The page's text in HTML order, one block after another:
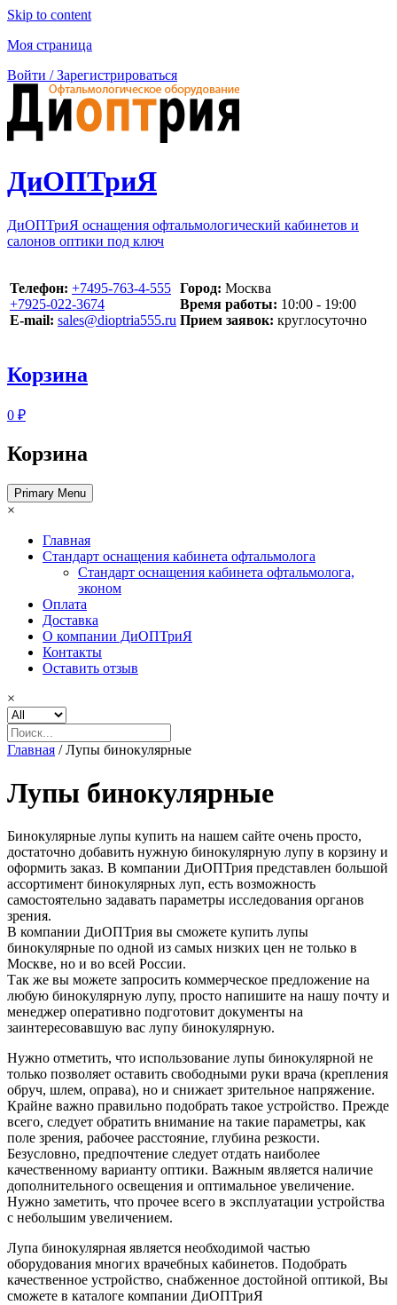
Skip to content
Моя страница
Войти / Зарегистрироваться
ДиОПТриЯ
ДиОПТриЯ оснащения офтальмологический кабинетов и
салонов оптики под ключ
Телефон: ‪+7495-763-4-555‬
‪+7925-022-3674‬
E-mail: sales@dioptria555.ru
Город: Москва
Время работы: 10:00 - 19:00
Прием заявок: круглосуточно
Корзина
0 ₽
Корзина
Primary Menu
×
Главная
Стандарт оснащения кабинета офтальмолога
Стандарт оснащения кабинета офтальмолога,
эконом
Оплата
Доставка
О компании ДиОПТриЯ
Контакты
Оставить отзыв
×
Главная / Лупы бинокулярные
Лупы бинокулярные
Бинокулярные лупы купить на нашем сайте очень просто,
достаточно добавить нужную бинокулярную лупу в корзину и
оформить заказ. В компании ДиОПТрия представлен большой
ассортимент бинокулярных луп, есть возможность
самостоятельно задавать параметры исследования органов
зрения.
В компании ДиОПТрия вы сможете купить лупы
бинокулярные по одной из самых низких цен не только в
Москве, но и во всей России.
Так же вы можете запросить коммерческое предложение на
любую бинокулярную лупу, просто напишите на нашу почту и
менеджер оперативно подготовит документы на
заинтересовавшую вас лупу бинокулярную.
Нужно отметить, что использование лупы бинокулярной не
только позволяет оставить свободными руки врача (крепления
обруч, шлем, оправа), но и снижает зрительное напряжение.
Крайне важно правильно подобрать такое устройство. Прежде
всего, следует обратить внимание на такие параметры, как
поле зрения, рабочее расстояние, глубина резкости.
Безусловно, предпочтение следует отдать наиболее
качественному варианту оптики. Важным является наличие
дополнительного освещения и оптимальное увеличение.
Нужно заметить, что прочее всего в эксплуатации устройства
с небольшим увеличением.
Лупа бинокулярная является необходимой частью
оборудования многих врачебных кабинетов. Подобрать
качественное устройство, снабженное достойной оптикой, Вы
сможете в каталоге компании ДиОПТриЯ